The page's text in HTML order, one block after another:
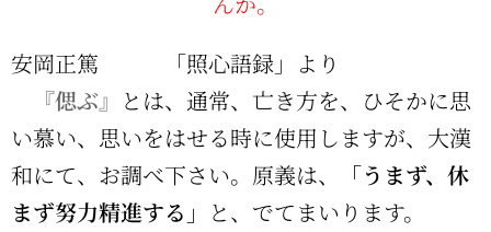
安岡正篤 「照心語録」より
『偲ぶ』 とは、通常、亡き方を、ひそかに思
い慕い、思いをはせる時に使用しますが、大漢
和にて、お調べ下さい。原義は、
「うまず、休
まず努力精進する」 と、でてまいります。